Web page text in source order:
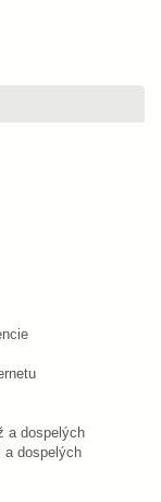
a dospelých
a dospelých